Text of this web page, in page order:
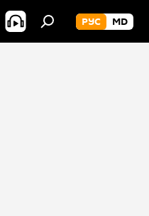
РУС MD